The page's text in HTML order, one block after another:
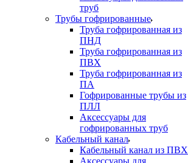
труб
Трубы гофрированные
Труба гофрированная из
ПНД
Труба гофрированная из
ПВХ
Труба гофрированная из
ПА
Гофрированные трубы из
ПЛЛ
Аксессуары для
гофрированных труб
Кабельный канал
Кабельный канал из ПВХ
Аксессуары для